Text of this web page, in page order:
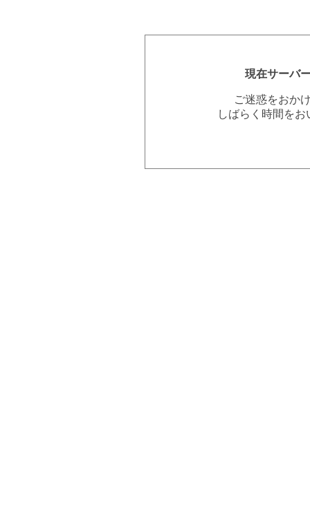
現在サーバ
ご迷惑をおか
しばらく時間を